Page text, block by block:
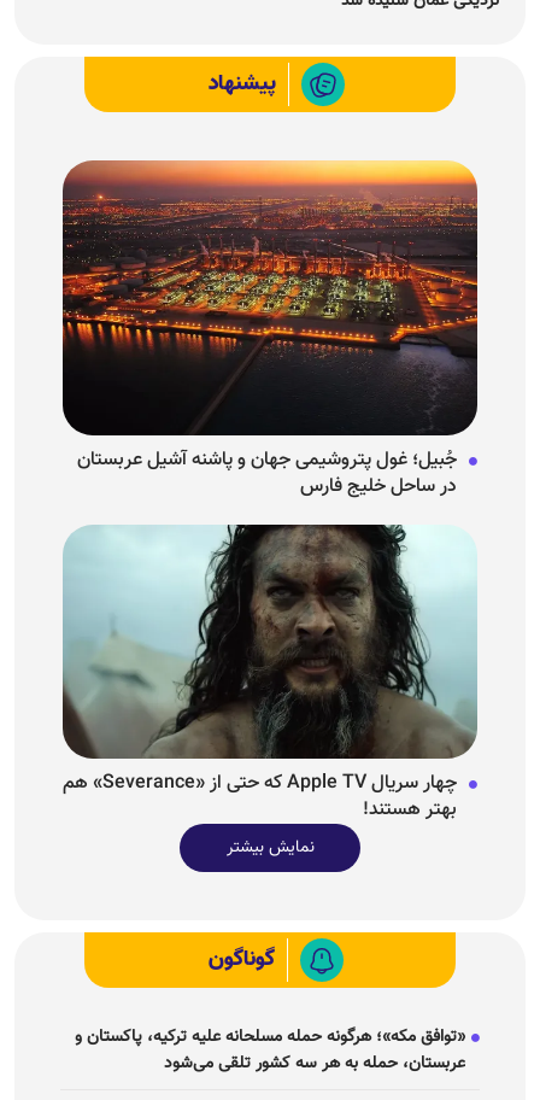
پیشنهاد
جُبیل؛ غول پتروشیمی جهان و پاشنه آشیل عربستان
در ساحل خلیج فارس
چهار سریال Apple TV که حتی از «Severance» هم
بهتر هستند!
نمایش بیشتر
گوناگون
«توافق مکه»؛ هرگونه حمله مسلحانه علیه ترکیه، پاکستان و
عربستان، حمله به هر سه کشور تلقی می‌شود